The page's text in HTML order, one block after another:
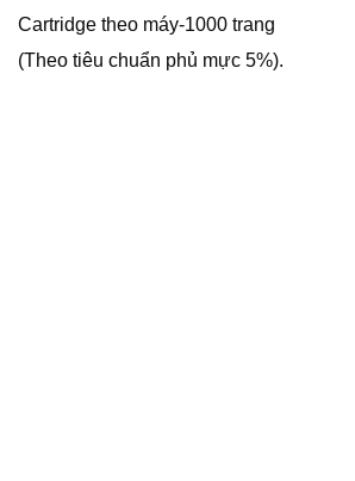
Cartridge theo máy-1000 trang
(Theo tiêu chuẩn phủ mực 5%).